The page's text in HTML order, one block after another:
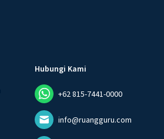
Hubungi Kami
+62 815-7441-0000
info@ruangguru.com